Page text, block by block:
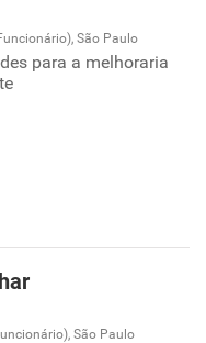
São Paulo
para a melhoraria
São Paulo